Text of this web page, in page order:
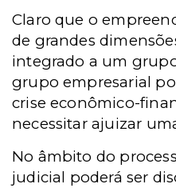
Claro que o
de grandes
integrado a um
grupo empresarial
crise econômico-
necessitar ajuizar
No âmbito do
judicial poderá ser